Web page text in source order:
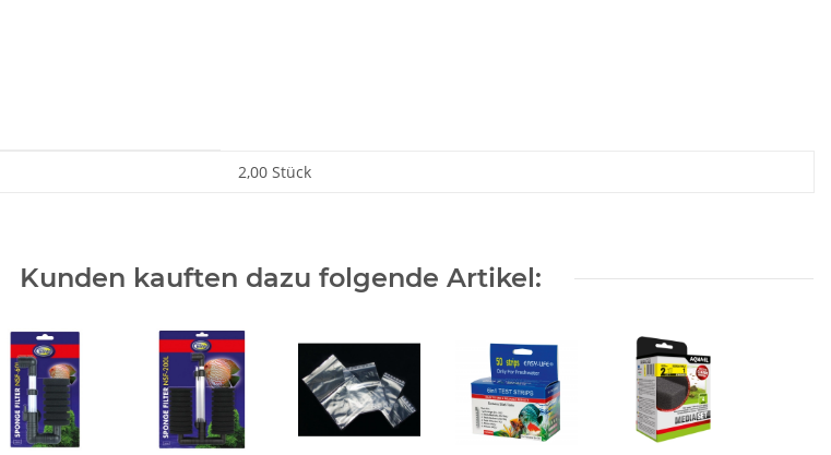
2,00 Stück
Kunden kauften dazu folgende Artikel: